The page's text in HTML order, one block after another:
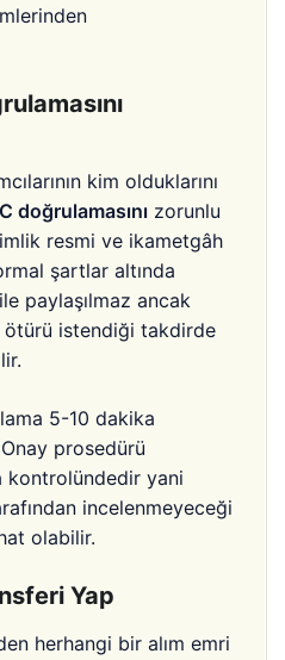
kim olduklarını
doğrulamasını zorunlu
resmi ve ikametgâh
şartlar altında
paylaşılmaz ancak
istendiği takdirde
5-10 dakika
prosedürü
kontrolündedir yani
incelenmeyeceği
olabilir.
Yap
herhangi bir alım emri